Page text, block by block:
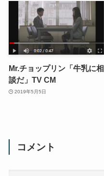
Mr.チョップリン「牛乳に相
談だ」TV CM
2019年5月5日
コメント